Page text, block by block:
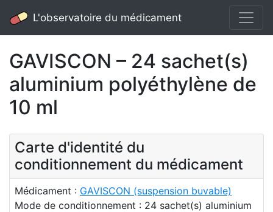
L'observatoire du médicament
GAVISCON – 24 sachet(s)
aluminium polyéthylène de
10 ml
Carte d'identité du
conditionnement du médicament
Médicament : GAVISCON (suspension buvable)
Mode de conditionnement : 24 sachet(s) aluminium